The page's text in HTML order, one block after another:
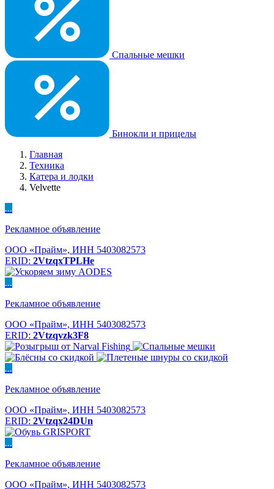
Спальные мешки
Бинокли и прицелы
Главная
Техника
Катера и лодки
Velvette
...
Рекламное объявление
ООО «Прайм», ИНН 5403082573
ERID: 2VtzqxTPLHe
...
Рекламное объявление
ООО «Прайм», ИНН 5403082573
ERID: 2Vtzqvzk3F8
...
Рекламное объявление
ООО «Прайм», ИНН 5403082573
ERID: 2Vtzqx24DUn
...
Рекламное объявление
ООО «Прайм», ИНН 5403082573